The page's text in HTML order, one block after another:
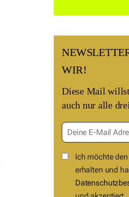
WIR!
Diese Mail
auch nur alle
Ich möchte
erhalten und